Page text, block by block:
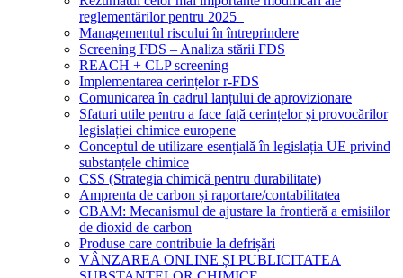
reglementărilor pentru 2025
Managementul riscului în întreprindere
Screening FDS – Analiza stării FDS
REACH + CLP screening
Implementarea cerințelor r-FDS
Comunicarea în cadrul lanțului de aprovizionare
Sfaturi utile pentru a face față cerințelor și provocărilor
legislației chimice europene
Conceptul de utilizare esențială în legislația UE privind
substanțele chimice
CSS (Strategia chimică pentru durabilitate)
Amprenta de carbon și raportare/contabilitatea
CBAM: Mecanismul de ajustare la frontieră a emisiilor
de dioxid de carbon
Produse care contribuie la defrișări
VÂNZAREA ONLINE ȘI PUBLICITATEA